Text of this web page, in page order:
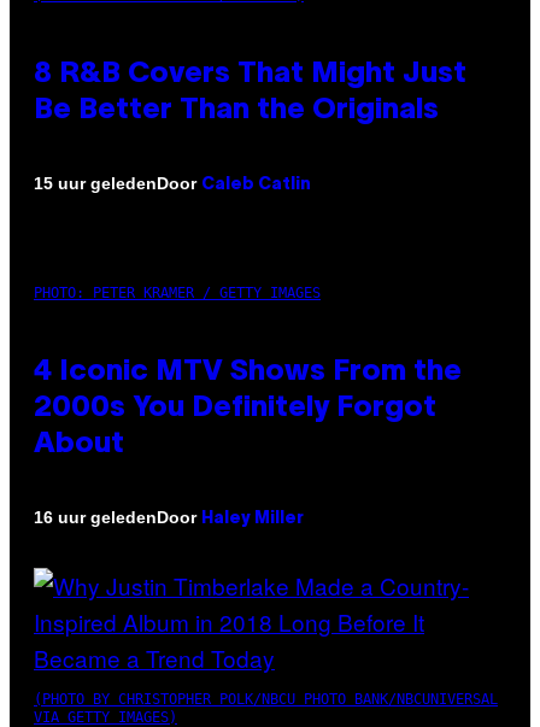
8 R&B Covers That Might Just
Be Better Than the Originals
15 uur geledenDoor Caleb Catlin
PHOTO: PETER KRAMER / GETTY IMAGES
4 Iconic MTV Shows From the
2000s You Definitely Forgot
About
16 uur geledenDoor Haley Miller
(PHOTO BY CHRISTOPHER POLK/NBCU PHOTO BANK/NBCUNIVERSAL
VIA GETTY IMAGES)